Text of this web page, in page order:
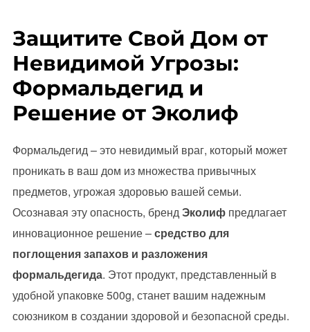
Защитите Свой Дом от
Невидимой Угрозы:
Формальдегид и
Решение от Эколиф
Формальдегид – это невидимый враг, который может
проникать в ваш дом из множества привычных
предметов, угрожая здоровью вашей семьи.
Осознавая эту опасность, брендЭколифпредлагает
инновационное решение –средство для
поглощения запахов и разложения
формальдегида. Этот продукт, представленный в
удобной упаковке 500g, станет вашим надежным
союзником в создании здоровой и безопасной среды.